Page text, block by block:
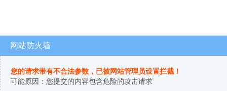
网站防火墙
您的请求带有不合法参数，已被网站管理员设置拦截！
可能原因：您提交的内容包含危险的攻击请求